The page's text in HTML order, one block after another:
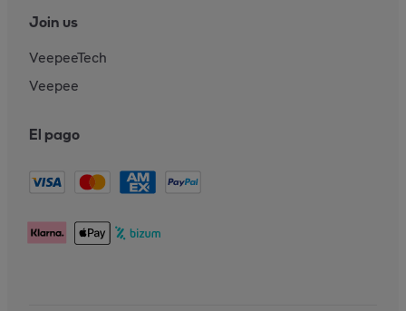
Join us
VeepeeTech
Veepee
El pago